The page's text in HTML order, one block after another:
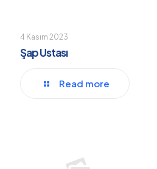
4 Kasım 2023
Şap Ustası
Read more